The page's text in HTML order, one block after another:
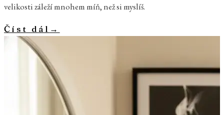
velikosti záleží mnohem míň, než si myslíš.
Číst dál →